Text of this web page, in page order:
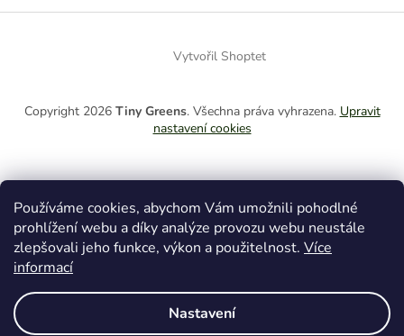
Používáme cookies, abychom Vám umožnili pohodlné
prohlížení webu a díky analýze provozu webu neustále
zlepšovali jeho funkce, výkon a použitelnost. Více
informací
Nastavení
p
k
ý
p
u
Vytvořil Shoptet
Copyright 2026 Tiny Greens. Všechna práva vyhrazena. Upravit
nastavení cookies
Nezmeškejte už žádné novinky či slevy!
Přihlaste se k odběru newsletteru